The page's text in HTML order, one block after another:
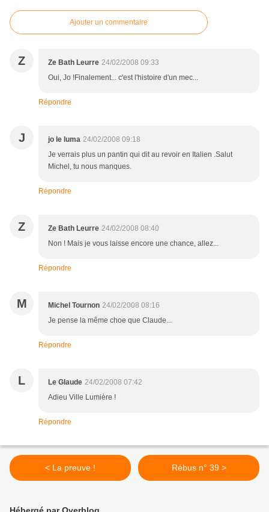
Ajouter un commentaire
Z Ze Bath Leurre 24/02/2008 09:33
Oui, Jo !Finalement... c'est l'histoire d'un mec...
Répondre
J jo le luma 24/02/2008 09:18
Je verrais plus un pantin qui dit au revoir en Italien .Salut
Michel, tu nous manques.
Répondre
Z Ze Bath Leurre 24/02/2008 08:40
Non ! Mais je vous laisse encore une chance, allez...
Répondre
M Michel Tournon 24/02/2008 08:16
Je pense la même choe que Claude...
Répondre
L Le Glaude 24/02/2008 07:42
Adieu Ville Lumière !
Répondre
< La preuve ! Rébus n° 39 >